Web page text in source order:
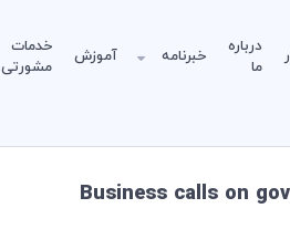
درباره
ما
خبرنامه آموزش
خدمات
مشورتی
Business calls on